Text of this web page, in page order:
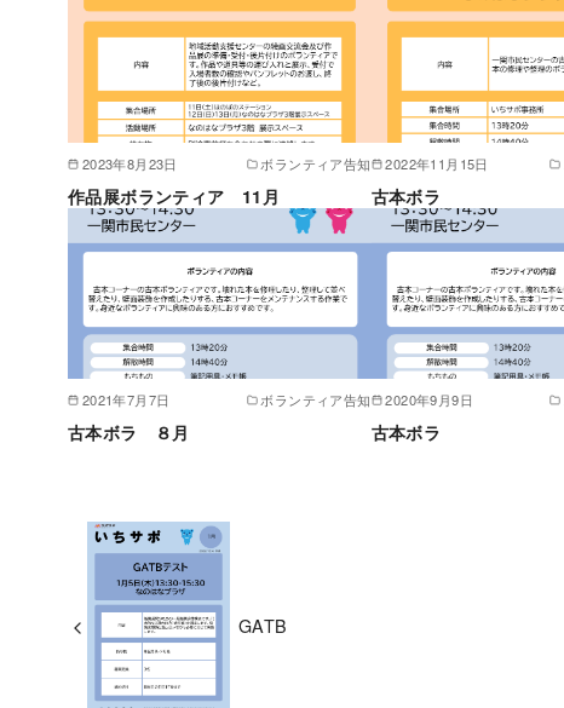
2023年8月23日 ボランティア告知
作品展ボランティア 11月
2022年11月15日
古本ボラ
2021年7月7日 ボランティア告知
古本ボラ ８月
2020年9月9日
古本ボラ
GATB